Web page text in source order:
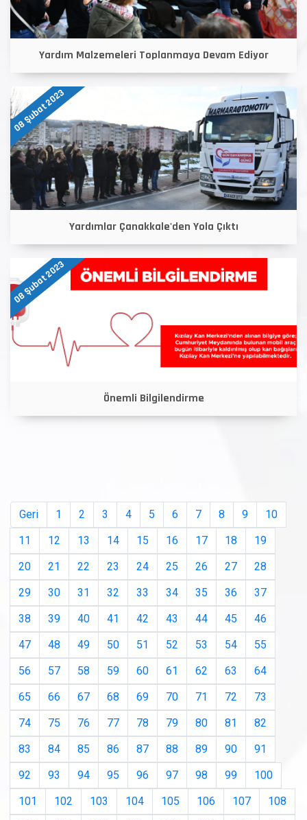
Yardım Malzemeleri Toplanmaya Devam Ediyor
08 Şubat 2023
Yardımlar Çanakkale'den Yola Çıktı
08 Şubat 2023
Önemli Bilgilendirme
Geri 1 2 3 4 5 6 7 8 9
10
11
12 13 14 15 16 17 18
19
20
21 22 23 24 25 26 27
28
29
30 31 32 33 34 35 36
37
38
39 40 41 42 43 44 45
46
47
48 49 50 51 52 53 54
55
56
57 58 59 60 61 62 63
64
65
66 67 68 69 70 71 72
73
74
75 76 77 78 79 80 81
82
83
84 85 86 87 88 89 90
91
92
93 94 95 96 97 98 99
100
101
102 103 104 105 106 107
108